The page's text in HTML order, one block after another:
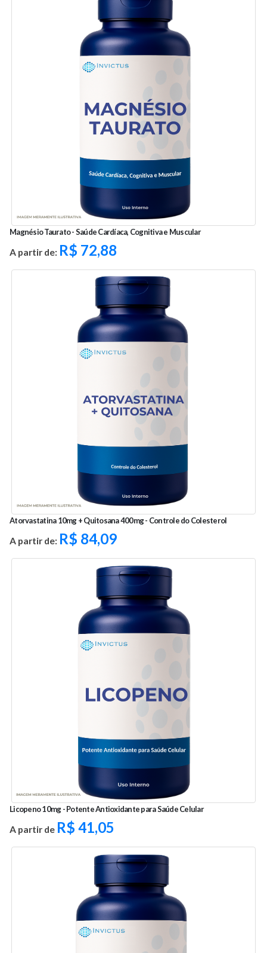
Magnésio Taurato - Saúde Cardíaca, Cognitiva e Muscular
A partir de: R$ 72,88
Atorvastatina 10mg + Quitosana 400mg - Controle do Colesterol
A partir de: R$ 84,09
Licopeno 10mg - Potente Antioxidante para Saúde Celular
A partir de R$ 41,05